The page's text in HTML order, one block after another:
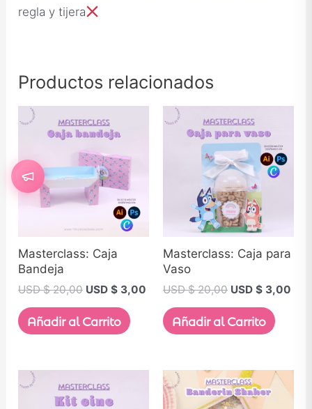
regla y tijera
Productos relacionados
Masterclass: Caja
Bandeja
USD $20,00 USD $ 3,00
Añadir al Carrito
Masterclass: Caja para
Vaso
USD $20,00 USD $ 3,00
Añadir al Carrito